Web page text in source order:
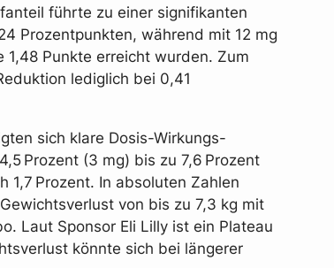
führte zu einer signifikanten
Prozentpunkten, während mit 12 mg
Punkte erreicht wurden. Zum
lediglich bei 0,41
sich klare Dosis-Wirkungs-
Prozent (3 mg) bis zu 7,6 Prozent
1,7 Prozent. In absoluten Zahlen
von bis zu 7,3 kg mit
Laut Sponsor Eli Lilly ist ein Plateau
könnte sich bei längerer